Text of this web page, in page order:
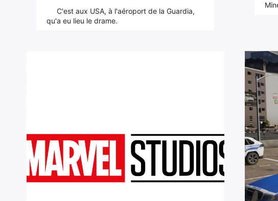
C'est aux USA, à l'aéroport de la Guardia,
qu'a eu lieu le drame.